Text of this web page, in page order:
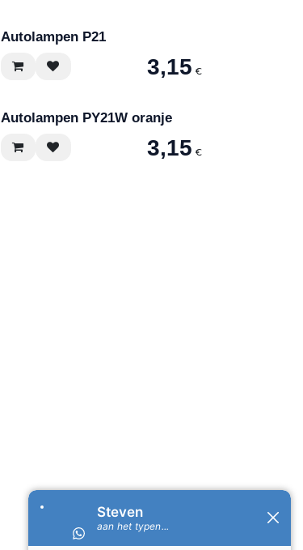
Autolampen P21
3,15 €
Autolampen PY21W oranje
3,15 €